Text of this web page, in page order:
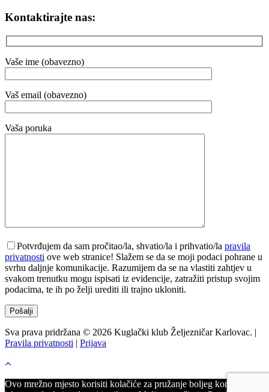
Kontaktirajte nas:
Vaše ime (obavezno)
Vaš email (obavezno)
Vaša poruka
Potvrđujem da sam pročitao/la, shvatio/la i prihvatio/la pravila
privatnosti ove web stranice! Slažem se da se moji podaci pohrane u
svrhu daljnje komunikacije. Razumijem da se na vlastiti zahtjev u
svakom trenutku mogu ispisati iz evidencije, zatražiti pristup svojim
podacima, te ih po želji urediti ili trajno ukloniti.
Sva prava pridržana © 2026 Kuglački klub Željezničar Karlovac. |
Pravila privatnosti | Prijava
Ovo mrežno mjesto korisiti kolačiće za pružanje boljeg korisničkog